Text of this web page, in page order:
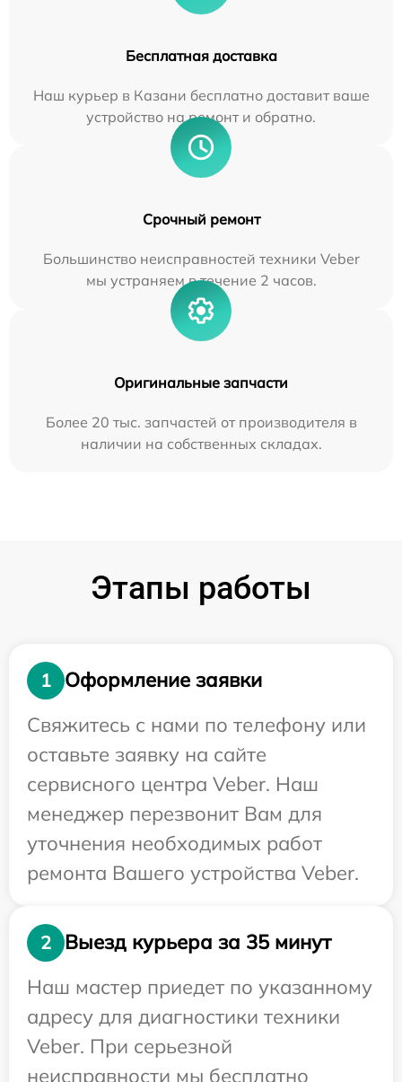
Бесплатная доставка
Наш курьер в Казани бесплатно доставит ваше
устройство на ремонт и обратно.
Срочный ремонт
Большинство неисправностей техники Veber
мы устраняем в течение 2 часов.
Оригинальные запчасти
Более 20 тыс. запчастей от производителя в
наличии на собственных складах.
Этапы работы
1
Оформление заявки
Свяжитесь с нами по телефону или
оставьте заявку на сайте
сервисного центра Veber. Наш
менеджер перезвонит Вам для
уточнения необходимых работ
ремонта Вашего устройства Veber.
2
Выезд курьера за 35 минут
Наш мастер приедет по указанному
адресу для диагностики техники
Veber. При серьезной
неисправности мы бесплатно